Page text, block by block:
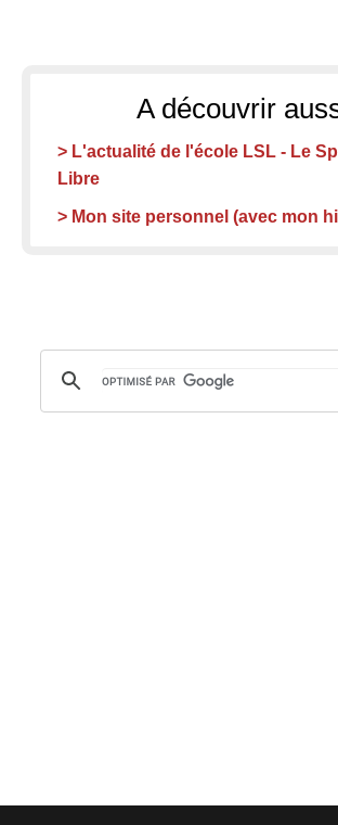
A découvrir
> L'actualité de l'école LSL - Le
Libre
> Mon site personnel (avec mon